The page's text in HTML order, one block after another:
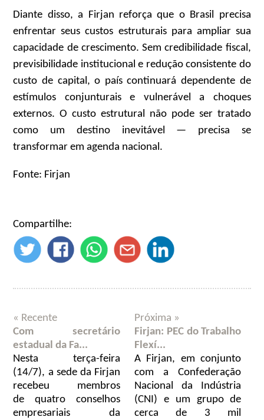
Diante disso, a Firjan reforça que o Brasil precisa
enfrentar seus custos estruturais para ampliar sua
capacidade de crescimento. Sem credibilidade fiscal,
previsibilidade institucional e redução consistente do
custo de capital, o país continuará dependente de
estímulos conjunturais e vulnerável a choques
externos. O custo estrutural não pode ser tratado
como um destino inevitável — precisa se
transformar em agenda nacional.
Fonte: Firjan
Compartilhe:
« Recente
Com secretário
estadual da Fa...
Nesta terça-feira
(14/7), a sede da Firjan
recebeu membros
de quatro conselhos
empresariais da
Próxima »
Firjan: PEC do Trabalho
Flexí...
A Firjan, em conjunto
com a Confederação
Nacional da Indústria
(CNI) e um grupo de
cerca de 3 mil